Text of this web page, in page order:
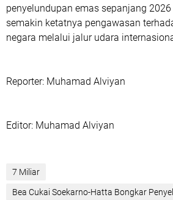
penyelundupan emas sepanjang
semakin ketatnya pengawasan
negara melalui jalur udara
‎Reporter: Muhamad Alviyan
‎Editor: Muhamad Alviyan
7 Miliar
‎Bea Cukai Soekarno-Hatta Bongkar